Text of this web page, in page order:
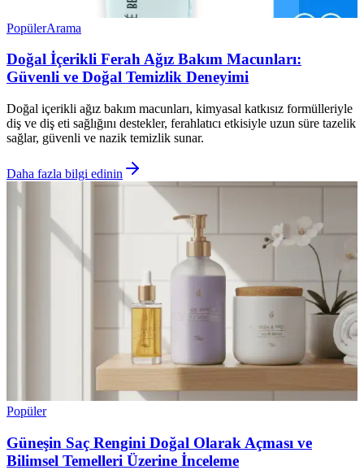
PopülerArama
Doğal İçerikli Ferah Ağız Bakım Macunları:
Güvenli ve Doğal Temizlik Deneyimi
Doğal içerikli ağız bakım macunları, kimyasal katkısız formülleriyle
diş ve diş eti sağlığını destekler, ferahlatıcı etkisiyle uzun süre tazelik
sağlar, güvenli ve nazik temizlik sunar.
Daha fazla bilgi edinin
Popüler
Güneşin Saç Rengini Doğal Olarak Açması ve
Bilimsel Temelleri Üzerine İnceleme